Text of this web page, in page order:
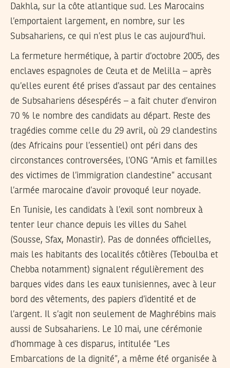
Dakhla, sur la côte atlantique sud. Les Marocains
l’emportaient largement, en nombre, sur les
Subsahariens, ce qui n’est plus le cas aujourd’hui.
La fermeture hermétique, à partir d’octobre 2005, des
enclaves espagnoles de Ceuta et de Melilla – après
qu’elles eurent été prises d’assaut par des centaines
de Subsahariens désespérés – a fait chuter d’environ
70 % le nombre des candidats au départ. Reste des
tragédies comme celle du 29 avril, où 29 clandestins
(des Africains pour l’essentiel) ont péri dans des
circonstances controversées, l’ONG “Amis et familles
des victimes de l’immigration clandestine” accusant
l’armée marocaine d’avoir provoqué leur noyade.
En Tunisie, les candidats à l’exil sont nombreux à
tenter leur chance depuis les villes du Sahel
(Sousse, Sfax, Monastir). Pas de données officielles,
mais les habitants des localités côtières (Teboulba et
Chebba notamment) signalent régulièrement des
barques vides dans les eaux tunisiennes, avec à leur
bord des vêtements, des papiers d’identité et de
l’argent. Il s’agit non seulement de Maghrébins mais
aussi de Subsahariens. Le 10 mai, une cérémonie
d’hommage à ces disparus, intitulée “Les
Embarcations de la dignité”, a même été organisée à